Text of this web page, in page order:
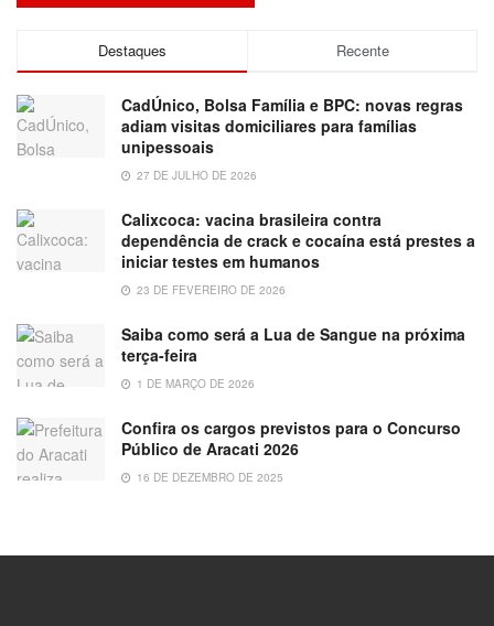
Destaques Recente
CadÚnico, Bolsa Família e BPC: novas regras
adiam visitas domiciliares para famílias
unipessoais
27 DE JULHO DE 2026
Calixcoca: vacina brasileira contra
dependência de crack e cocaína está prestes a
iniciar testes em humanos
23 DE FEVEREIRO DE 2026
Saiba como será a Lua de Sangue na próxima
terça-feira
1 DE MARÇO DE 2026
Confira os cargos previstos para o Concurso
Público de Aracati 2026
16 DE DEZEMBRO DE 2025